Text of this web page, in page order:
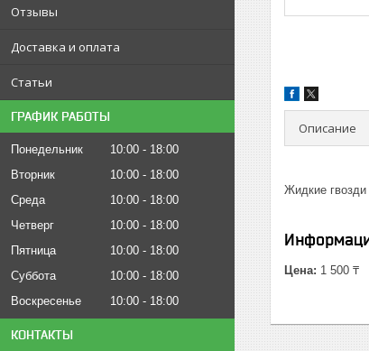
Отзывы
Доставка и оплата
Статьи
ГРАФИК РАБОТЫ
Понедельник 10:00
18:00
Вторник
10:00
18:00
Среда
10:00
18:00
Четверг
10:00
18:00
Пятница
10:00
18:00
Суббота
10:00
18:00
Воскресенье
10:00 18:00
КОНТАКТЫ
Описание
Жидкие
Цена: 1 500 ₸